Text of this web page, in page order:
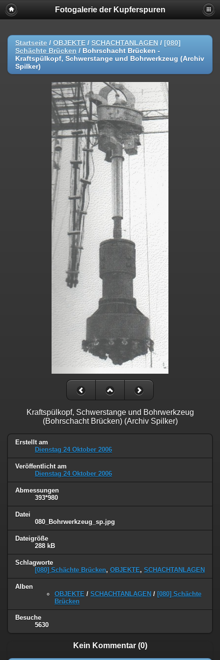
Fotogalerie der Kupferspuren
Startseite / OBJEKTE / SCHACHTANLAGEN / [080]
Schächte Brücken / Bohrschacht Brücken -
Kraftspülkopf, Schwerstange und Bohrwerkzeug (Archiv
Spilker)
Kraftspülkopf, Schwerstange und Bohrwerkzeug
(Bohrschacht Brücken) (Archiv Spilker)
Erstellt am
Dienstag 24 Oktober 2006
Veröffentlicht am
Dienstag 24 Oktober 2006
Abmessungen
393*980
Datei
080_Bohrwerkzeug_sp.jpg
Dateigröße
288 kB
Schlagworte
[080] Schächte Brücken, OBJEKTE, SCHACHTANLAGEN
Alben
OBJEKTE / SCHACHTANLAGEN / [080] Schächte
Brücken
Besuche
5630
Kein Kommentar (0)